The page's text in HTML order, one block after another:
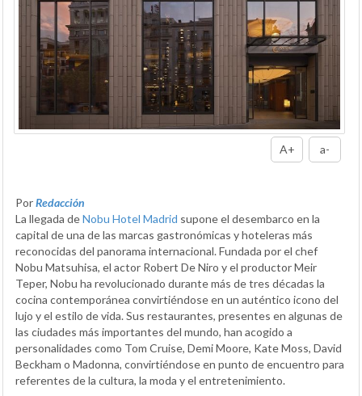
A+ a-
PorRedacción
La llegada deNobu Hotel Madrid supone el desembarco en la
capital de una de las marcas gastronómicas y hoteleras más
reconocidas del panorama internacional. Fundada por el chef
Nobu Matsuhisa, el actor Robert De Niro y el productor Meir
Teper, Nobu ha revolucionado durante más de tres décadas la
cocina contemporánea convirtiéndose en un auténtico icono del
lujo y el estilo de vida. Sus restaurantes, presentes en algunas de
las ciudades más importantes del mundo, han acogido a
personalidades como Tom Cruise, Demi Moore, Kate Moss, David
Beckham o Madonna, convirtiéndose en punto de encuentro para
referentes de la cultura, la moda y el entretenimiento.